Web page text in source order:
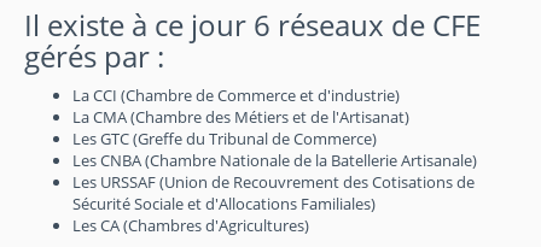
Il existe à ce jour 6 réseaux de CFE
gérés par :
La CCI (Chambre de Commerce et d'industrie)
La CMA (Chambre des Métiers et de l'Artisanat)
Les GTC (Greffe du Tribunal de Commerce)
Les CNBA (Chambre Nationale de la Batellerie Artisanale)
Les URSSAF (Union de Recouvrement des Cotisations de
Sécurité Sociale et d'Allocations Familiales)
Les CA (Chambres d'Agricultures)